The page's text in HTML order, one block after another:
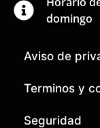
domingo
Aviso de
Terminos y
Seguridad